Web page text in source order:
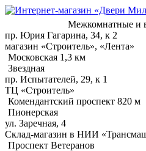
Межкомнатные и
пр. Юрия Гагарина, 34, к 2
магазин «Строитель», «Лента»
Московская 1,3 км
Звездная
пр. Испытателей, 29, к 1
ТЦ «Строитель»
Комендантский проспект 820 м
Пионерская
ул. Заречная, 4
Склад-магазин в НИИ
Проспект Ветеранов